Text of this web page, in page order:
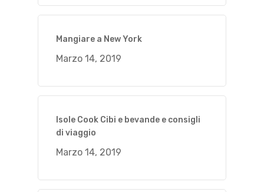
Mangiare a New York
Marzo 14, 2019
Isole Cook Cibi e bevande e consigli
di viaggio
Marzo 14, 2019